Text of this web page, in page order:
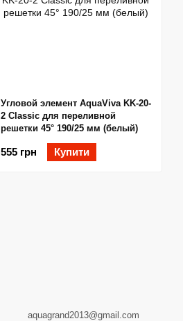
Угловой элемент AquaViva KK-20-
2 Classic для переливной
решетки 45° 190/25 мм (белый)
555 грн Купити
aquagrand2013@gmail.com